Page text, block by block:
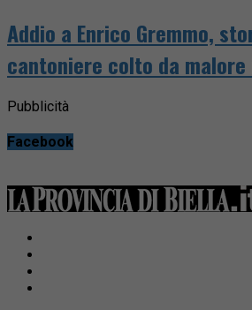
Addio a Enrico Gremmo,
cantoniere colto da malore
Pubblicità
Facebook